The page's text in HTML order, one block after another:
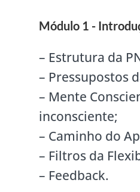
Módulo 1 -
– Estrutura da
– Pressupostos
– Mente
inconsciente;
– Caminho do
– Filtros da
– Feedback.